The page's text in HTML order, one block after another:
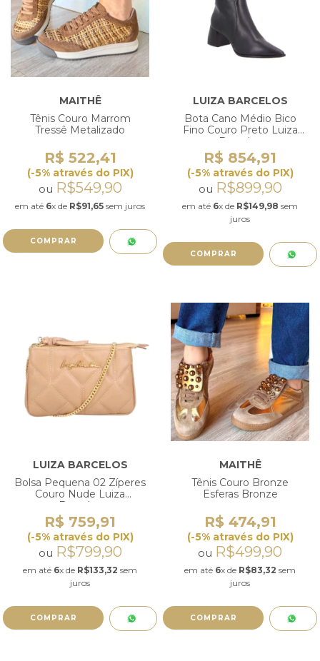
MAITHÊ
Tênis Couro Marrom
Tressê Metalizado
R$ 522,41
(-5% através do PIX)
ou R$549,90
em até 6x de R$91,65 sem juros
COMPRAR
LUIZA BARCELOS
Bota Cano Médio Bico
Fino Couro Preto Luiza
Barcelos
R$ 854,91
(-5% através do PIX)
ou R$899,90
em até 6x de R$149,98 sem
juros
COMPRAR
LUIZA BARCELOS
Bolsa Pequena 02 Zíperes
Couro Nude Luiza
Barcelos
R$ 759,91
(-5% através do PIX)
ou R$799,90
em até 6x de R$133,32 sem
juros
MAITHÊ
Tênis Couro Bronze
Esferas Bronze
R$ 474,91
(-5% através do PIX)
ou R$499,90
em até 6x de R$83,32 sem
juros
COMPRAR